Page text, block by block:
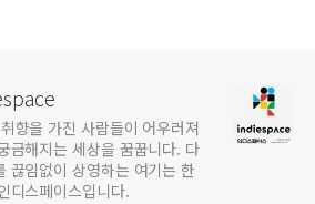
향을 가진 사람들이 어우러져
금해지는 세상을 꿈꿉니다. 다
끊임없이 상영하는 여기는 한
디스페이스입니다.